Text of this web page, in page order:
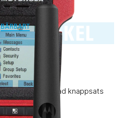
RAKEL
BÄRBART
RAKEL
med begränsad knappsats